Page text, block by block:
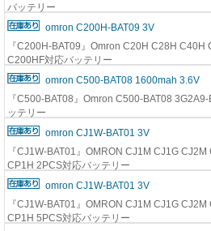
バッテリー
omron C200H-BAT09 3V
『C200H-BAT09』Omron C20H C28H C40H
C200HF対応バッテリー
omron C500-BAT08 1600mah 3.6V
『C500-BAT08』Omron C500-BAT08
ッテリー
omron CJ1W-BAT01 3V
『CJ1W-BAT01』OMRON CJ1M CJ1G
CP1H 2PCS対応バッテリー
omron CJ1W-BAT01 3V
『CJ1W-BAT01』OMRON CJ1M CJ1G
CP1H 5PCS対応バッテリー